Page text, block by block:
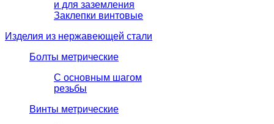
и для заземления
Заклепки винтовые
Изделия из нержавеющей стали
Болты метрические
С основным шагом
резьбы
Винты метрические